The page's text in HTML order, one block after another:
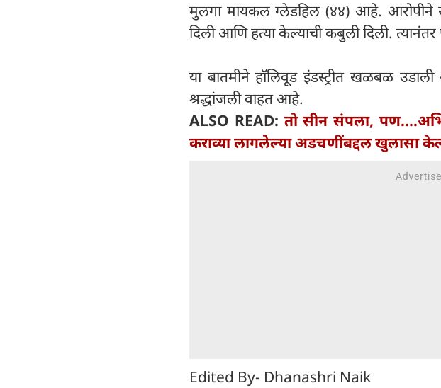
मुलगा मायकल ग्लेडहिल (४४) आहे. आरोपीने
दिली आणि हत्या केल्याची कबुली दिली.
या बातमीने हॉलिवूड इंडस्ट्रीत खळबळ
श्रद्धांजली वाहत आहे.
ALSO READ: तो सीन संपला,
कराव्या लागलेल्या अडचणींबद्दल खुलासा
Edited By- Dhanashri Naik